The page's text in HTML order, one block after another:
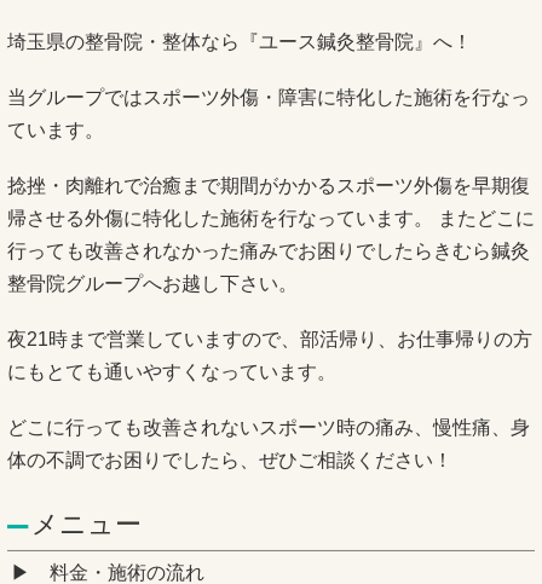
埼玉県の整骨院・整体なら『ユース鍼灸整骨院』へ！
当グループではスポーツ外傷・障害に特化した施術を行なっ
ています。
捻挫・肉離れで治癒まで期間がかかるスポーツ外傷を早期復
帰させる外傷に特化した施術を行なっています。 またどこに
行っても改善されなかった痛みでお困りでしたらきむら鍼灸
整骨院グループへお越し下さい。
夜21時まで営業していますので、部活帰り、お仕事帰りの方
にもとても通いやすくなっています。
どこに行っても改善されないスポーツ時の痛み、慢性痛、身
体の不調でお困りでしたら、ぜひご相談ください！
メニュー
料金・施術の流れ